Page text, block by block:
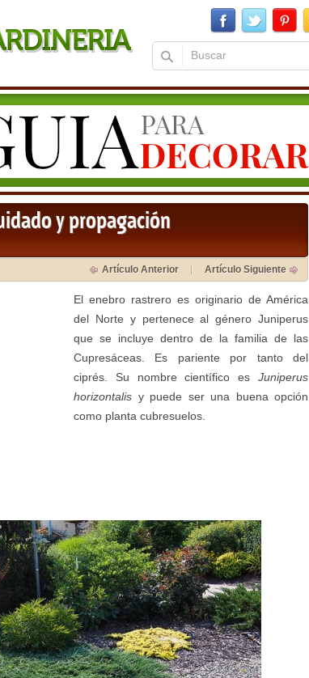
y propagación
Artículo Anterior Artículo Siguiente
El enebro rastrero es originario de América
del Norte y pertenece al género Juniperus
que se incluye dentro de la familia de las
Cupresáceas. Es pariente por tanto del
ciprés. Su nombre científico es Juniperus
horizontalis y puede ser una buena opción
como planta cubresuelos.